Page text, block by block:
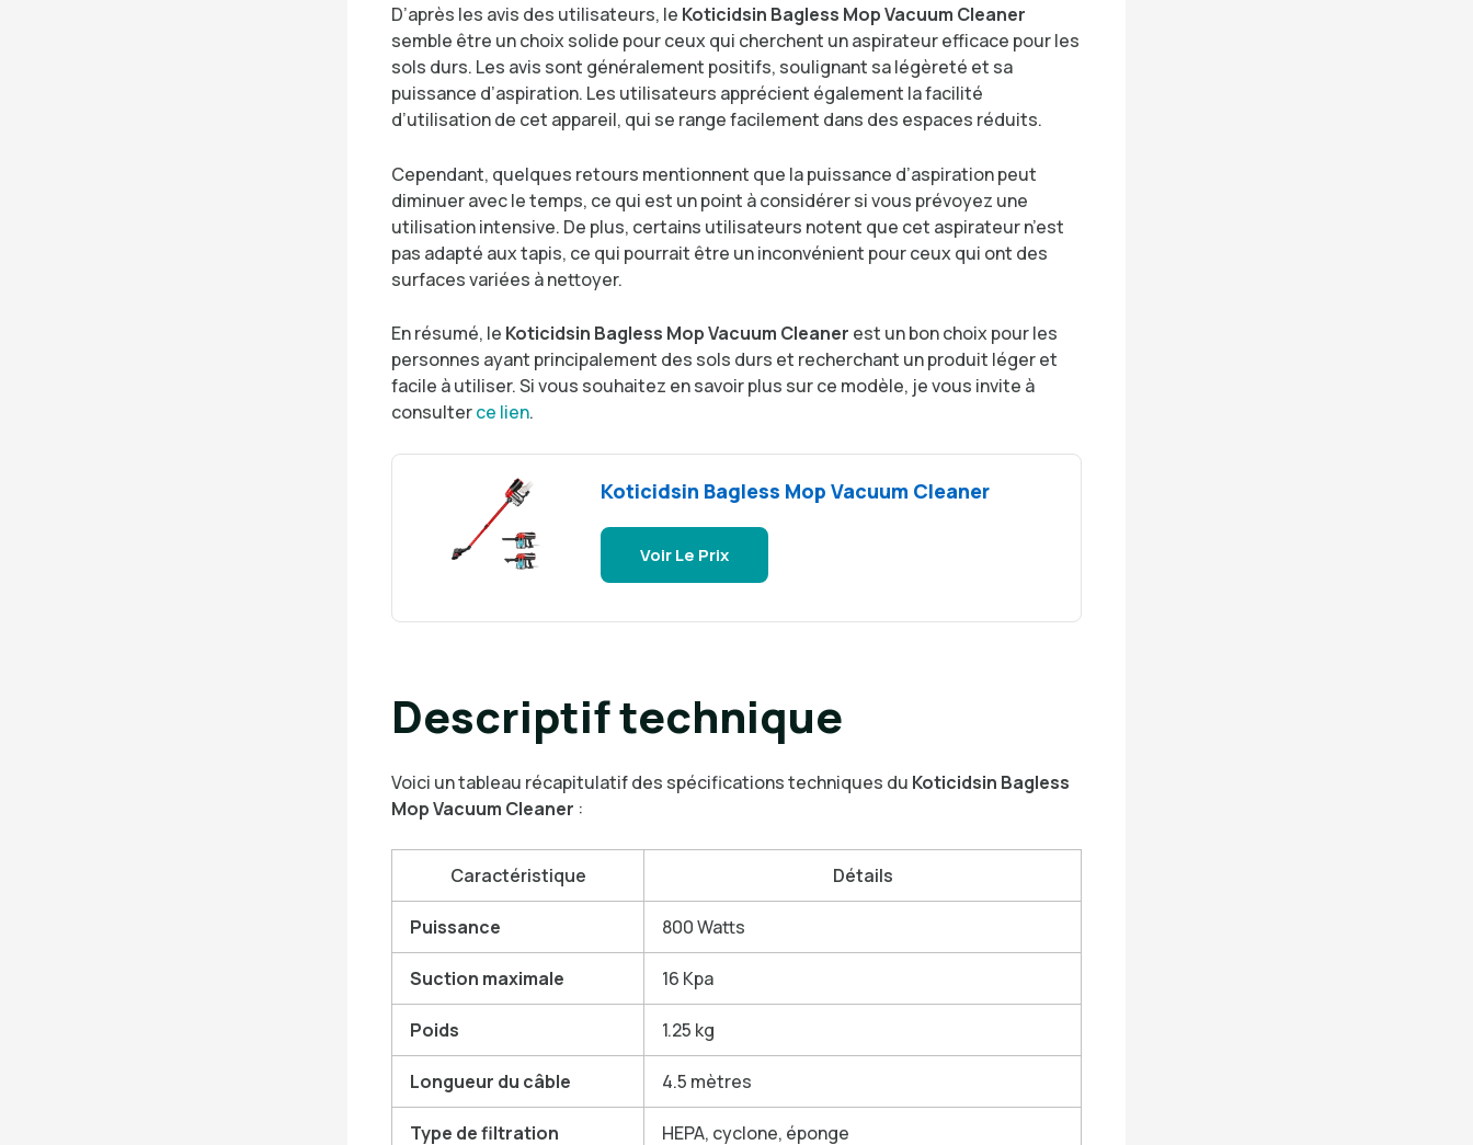
D’après les avis des utilisateurs, le Koticidsin Bagless Mop Vacuum Cleaner
semble être un choix solide pour ceux qui cherchent un aspirateur efficace pour les
sols durs. Les avis sont généralement positifs, soulignant sa légèreté et sa
puissance d’aspiration. Les utilisateurs apprécient également la facilité
d’utilisation de cet appareil, qui se range facilement dans des espaces réduits.
Cependant, quelques retours mentionnent que la puissance d’aspiration peut
diminuer avec le temps, ce qui est un point à considérer si vous prévoyez une
utilisation intensive. De plus, certains utilisateurs notent que cet aspirateur n’est
pas adapté aux tapis, ce qui pourrait être un inconvénient pour ceux qui ont des
surfaces variées à nettoyer.
En résumé, le Koticidsin Bagless Mop Vacuum Cleaner est un bon choix pour les
personnes ayant principalement des sols durs et recherchant un produit léger et
facile à utiliser. Si vous souhaitez en savoir plus sur ce modèle, je vous invite à
consulterce lien.
Koticidsin Bagless Mop Vacuum Cleaner
Voir Le Prix
Descriptif technique
Voici un tableau récapitulatif des spécifications techniques du Koticidsin Bagless
Mop Vacuum Cleaner :
Caractéristique Détails
Puissance 800 Watts
Suction maximale 16 Kpa
Poids 1.25 kg
Longueur du câble 4.5 mètres
Type de filtration HEPA, cyclone, éponge